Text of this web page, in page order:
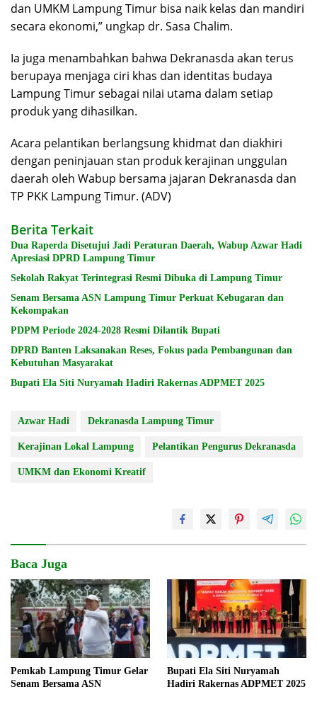
dan UMKM Lampung Timur bisa naik kelas dan mandiri
secara ekonomi,” ungkap dr. Sasa Chalim.
Ia juga menambahkan bahwa Dekranasda akan terus
berupaya menjaga ciri khas dan identitas budaya
Lampung Timur sebagai nilai utama dalam setiap
produk yang dihasilkan.
Acara pelantikan berlangsung khidmat dan diakhiri
dengan peninjauan stan produk kerajinan unggulan
daerah oleh Wabup bersama jajaran Dekranasda dan
TP PKK Lampung Timur. (ADV)
Berita Terkait
Dua Raperda Disetujui Jadi Peraturan Daerah, Wabup Azwar Hadi
Apresiasi DPRD Lampung Timur
Sekolah Rakyat Terintegrasi Resmi Dibuka di Lampung Timur
Senam Bersama ASN Lampung Timur Perkuat Kebugaran dan
Kekompakan
PDPM Periode 2024-2028 Resmi Dilantik Bupati
DPRD Banten Laksanakan Reses, Fokus pada Pembangunan dan
Kebutuhan Masyarakat
Bupati Ela Siti Nuryamah Hadiri Rakernas ADPMET 2025
Azwar Hadi Dekranasda Lampung Timur
Kerajinan Lokal Lampung Pelantikan Pengurus Dekranasda
UMKM dan Ekonomi Kreatif
Baca Juga
Pemkab Lampung Timur Gelar
Senam Bersama ASN
Bupati Ela Siti Nuryamah
Hadiri Rakernas ADPMET 2025